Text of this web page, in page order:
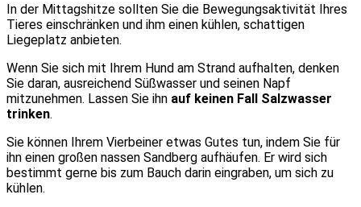
In der Mittagshitze sollten Sie die Bewegungsaktivität Ihres
Tieres einschränken und ihm einen kühlen, schattigen
Liegeplatz anbieten.
Wenn Sie sich mit Ihrem Hund am Strand aufhalten, denken
Sie daran, ausreichend Süßwasser und seinen Napf
mitzunehmen. Lassen Sie ihn auf keinen Fall Salzwasser
trinken.
Sie können Ihrem Vierbeiner etwas Gutes tun, indem Sie für
ihn einen großen nassen Sandberg aufhäufen. Er wird sich
bestimmt gerne bis zum Bauch darin eingraben, um sich zu
kühlen.